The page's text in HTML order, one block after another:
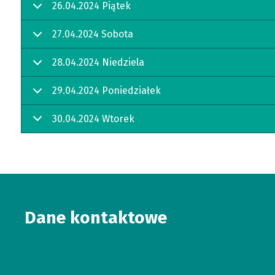
26.04.2024 Piątek
27.04.2024 Sobota
28.04.2024 Niedziela
29.04.2024 Poniedziałek
30.04.2024 Wtorek
Dane kontaktowe